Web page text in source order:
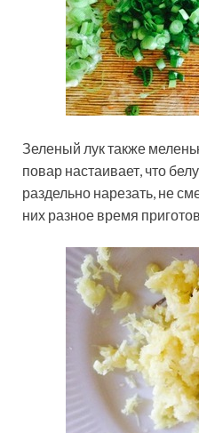
Зеленый лук также
повар настаивает, что
раздельно нарезать, не
них разное время